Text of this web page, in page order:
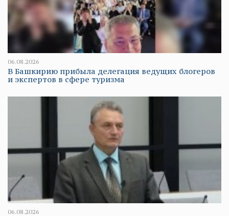
06.08.2026
В Башкирию прибыла делегация ведущих блогеров
и экспертов в сфере туризма
06.08.2026